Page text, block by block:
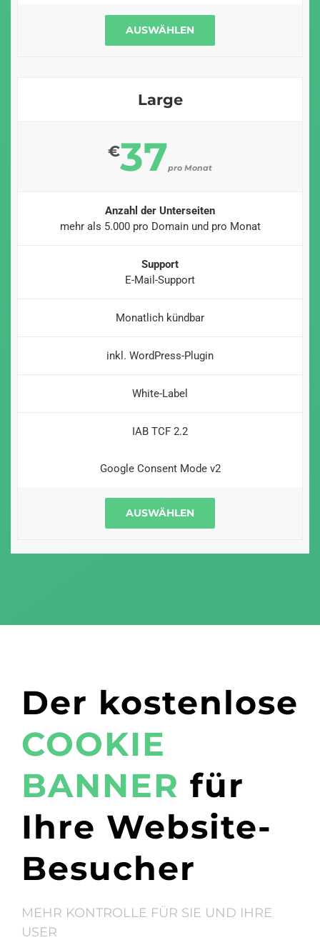
AUSWÄHLEN
Large
€37pro Monat
Anzahl der Unterseiten
mehr als 5.000 pro Domain und pro Monat
Support
E-Mail-Support
Monatlich kündbar
inkl. WordPress-Plugin
White-Label
IAB TCF 2.2
Google Consent Mode v2
AUSWÄHLEN
Der kostenlose
COOKIE
BANNER für
Ihre Website-
Besucher
MEHR KONTROLLE FÜR SIE UND IHRE
USER